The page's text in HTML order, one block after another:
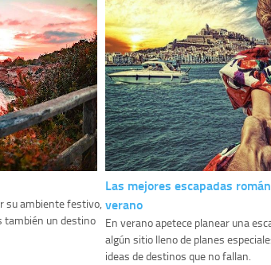
su ambiente festivo,
también un destino
Las mejores escapadas
verano
En verano apetece planear una
algún sitio lleno de planes
ideas de destinos que no fallan.